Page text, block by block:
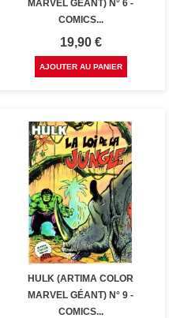
MARVEL GÉANT) N° 6 -
COMICS...
Prix
19,90 €
AJOUTER AU PANIER
HULK (ARTIMA COLOR
MARVEL GÉANT) N° 9 -
COMICS...